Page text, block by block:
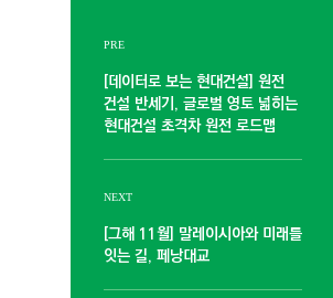
PRE
[데이터로 보는 현대건설] 원전
건설 반세기, 글로벌 영토 넓히는
현대건설 초격차 원전 로드맵
NEXT
[그해 11월] 말레이시아와 미래를
잇는 길, 페낭대교